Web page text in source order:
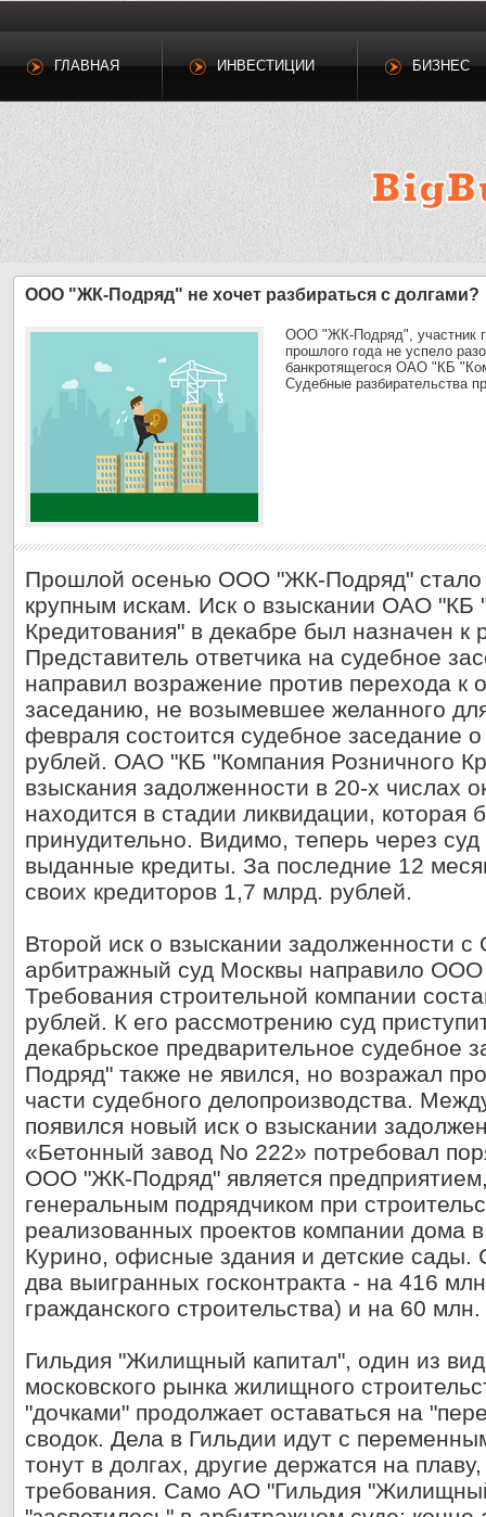
ГЛАВНАЯ ИНВЕСТИЦИИ БИЗНЕС
ООО "ЖК-Подряд" не хочет разбираться с долгами?
ООО "ЖК-Подряд", участник
прошлого года не успело
банкротящегося ОАО "КБ
Судебные разбирательства
Прошлой осенью ООО "ЖК-Подряд" стало
крупным искам. Иск о взыскании ОАО "КБ
Кредитования" в декабре был назначен к
Представитель ответчика на судебное
направил возражение против перехода к
заседанию, не возымевшее желанного
февраля состоится судебное заседание
рублей. ОАО "КБ "Компания Розничного
взыскания задолженности в 20-х числах
находится в стадии ликвидации, которая
принудительно. Видимо, теперь через
выданные кредиты. За последние 12
своих кредиторов 1,7 млрд. рублей.
Второй иск о взыскании задолженности
арбитражный суд Москвы направило
Требования строительной компании
рублей. К его рассмотрению суд
декабрьское предварительное
Подряд" также не явился, но возражал
части судебного делопроизводства.
появился новый иск о взыскании
«Бетонный завод No 222» потребовал
ООО "ЖК-Подряд" является
генеральным подрядчиком при
реализованных проектов компании дома
Курино, офисные здания и детские сады.
два выигранных госконтракта - на 416
гражданского строительства) и на 60
Гильдия "Жилищный капитал", один из
московского рынка жилищного
"дочками" продолжает оставаться на
сводок. Дела в Гильдии идут с
тонут в долгах, другие держатся на
требования. Само АО "Гильдия